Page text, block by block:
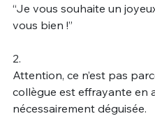
“Je vous souhaite un
vous bien !”
2.
Attention, ce n’est pas
collègue est effrayante en
nécessairement déguisée.